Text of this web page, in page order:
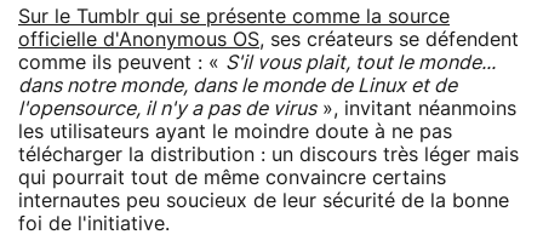
Sur le Tumblr qui se présente comme la source
officielle d'Anonymous OS, ses créateurs se défendent
comme ils peuvent : « S'il vous plait, tout le monde...
dans notre monde, dans le monde de Linux et de
l'opensource, il n'y a pas de virus», invitant néanmoins
les utilisateurs ayant le moindre doute à ne pas
télécharger la distribution : un discours très léger mais
qui pourrait tout de même convaincre certains
internautes peu soucieux de leur sécurité de la bonne
foi de l'initiative.